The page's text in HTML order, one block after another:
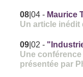
08 |04 - Maurice
Un article inédit
09 |02 -
Une
présentée par